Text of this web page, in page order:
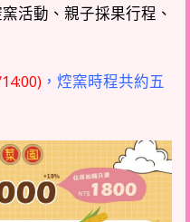
活動、親子採果行程、
，焢窯時程共約五